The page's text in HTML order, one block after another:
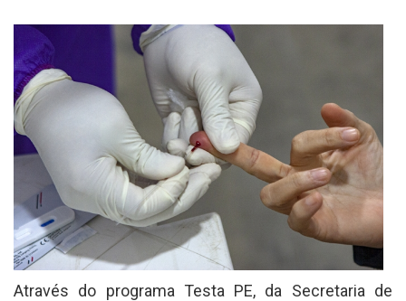
Através do programa Testa PE, da Secretaria de